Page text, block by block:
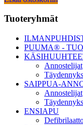
Ensisijainen
sivupalkki
Tuoteryhmät
PUUMA® -
Annostelijat
SAIPPUA-
Annostelijat
ENSIAPU